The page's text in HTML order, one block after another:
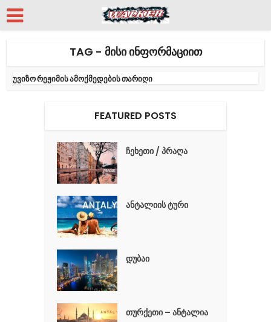
TAG - ᲛᲘᲡᲘ ᲘᲜᲤᲝᲠᲛᲐᲪᲘᲘᲗ
უვიზო რეჟიმის ამოქმედების თარიღი
FEATURED POSTS
ჩეხეთი / პრაღა
ანტალიის ტური
დუბაი
თურქეთი – ანტალია